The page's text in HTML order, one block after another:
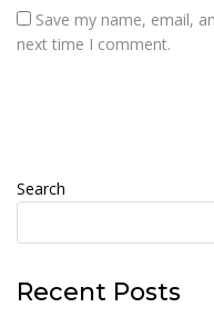
Save my name, email,
next time I comment.
Search
Recent Posts